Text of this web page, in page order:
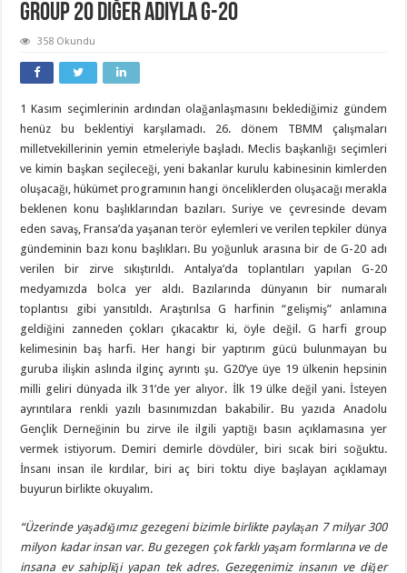
Group 20 Diğer Adıyla G-20
358 Okundu
1 Kasım seçimlerinin ardından olağanlaşmasını beklediğimiz gündem
henüz bu beklentiyi karşılamadı. 26. dönem TBMM çalışmaları
milletvekillerinin yemin etmeleriyle başladı. Meclis başkanlığı seçimleri
ve kimin başkan seçileceği, yeni bakanlar kurulu kabinesinin kimlerden
oluşacağı, hükümet programının hangi önceliklerden oluşacağı merakla
beklenen konu başlıklarından bazıları. Suriye ve çevresinde devam
eden savaş, Fransa’da yaşanan terör eylemleri ve verilen tepkiler dünya
gündeminin bazı konu başlıkları. Bu yoğunluk arasına bir de G-20 adı
verilen bir zirve sıkıştırıldı. Antalya’da toplantıları yapılan G-20
medyamızda bolca yer aldı. Bazılarında dünyanın bir numaralı
toplantısı gibi yansıtıldı. Araştırılsa G harfinin “gelişmiş” anlamına
geldiğini zanneden çokları çıkacaktır ki, öyle değil. G harfi group
kelimesinin baş harfi. Her hangi bir yaptırım gücü bulunmayan bu
guruba ilişkin aslında ilginç ayrıntı şu. G20’ye üye 19 ülkenin hepsinin
milli geliri dünyada ilk 31’de yer alıyor. İlk 19 ülke değil yani. İsteyen
ayrıntılara renkli yazılı basınımızdan bakabilir. Bu yazıda Anadolu
Gençlik Derneğinin bu zirve ile ilgili yaptığı basın açıklamasına yer
vermek istiyorum. Demiri demirle dövdüler, biri sıcak biri soğuktu.
İnsanı insan ile kırdılar, biri aç biri toktu diye başlayan açıklamayı
buyurun birlikte okuyalım.
“Üzerinde yaşadığımız gezegeni bizimle birlikte paylaşan 7 milyar 300
milyon kadar insan var. Bu gezegen çok farklı yaşam formlarına ve de
insana ev sahipliği yapan tek adres. Gezegenimiz insanın ve diğer